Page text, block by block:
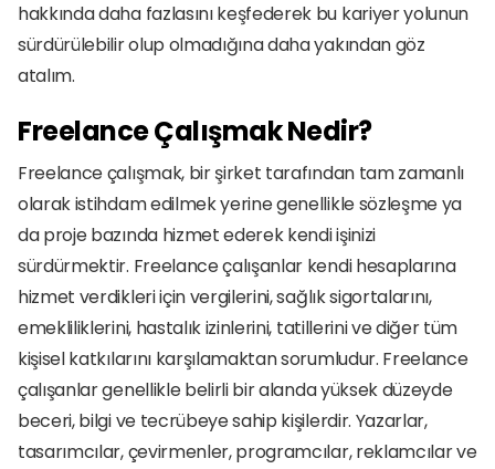
hakkında daha fazlasını keşfederek bu kariyer yolunun
sürdürülebilir olup olmadığına daha yakından göz
atalım.
Freelance Çalışmak Nedir?
Freelance çalışmak, bir şirket tarafından tam zamanlı
olarak istihdam edilmek yerine genellikle sözleşme ya
da proje bazında hizmet ederek kendi işinizi
sürdürmektir. Freelance çalışanlar kendi hesaplarına
hizmet verdikleri için vergilerini, sağlık sigortalarını,
emekliliklerini, hastalık izinlerini, tatillerini ve diğer tüm
kişisel katkılarını karşılamaktan sorumludur. Freelance
çalışanlar genellikle belirli bir alanda yüksek düzeyde
beceri, bilgi ve tecrübeye sahip kişilerdir. Yazarlar,
tasarımcılar, çevirmenler, programcılar, reklamcılar ve